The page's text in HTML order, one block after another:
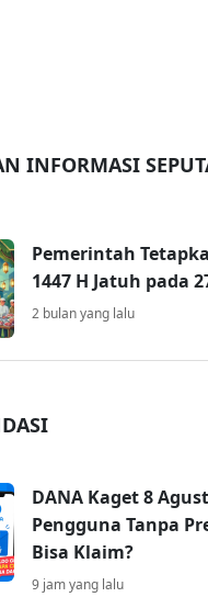
INFORMASI
Pemerintah
1447 H Jatuh pada
2 bulan yang lalu
DANA Kaget 8
Pengguna Tanpa
Bisa Klaim?
9 jam yang lalu